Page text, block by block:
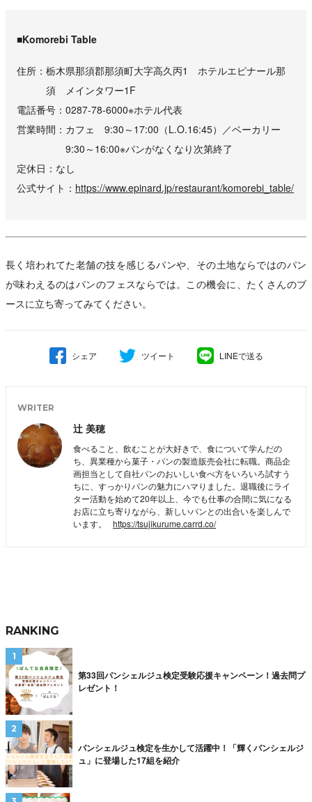
■Komorebi Table
住所
栃木県那須郡那須町大字高久丙1 ホテルエピナール那
須 メインタワー1F
電話番号
0287-78-6000※ホテル代表
営業時間
カフェ 9:30～17:00（L.O.16:45）／ベーカリー
9:30～16:00※パンがなくなり次第終了
定休日
なし
公式サイト
https://www.epinard.jp/restaurant/komorebi_table/
長く培われてた老舗の技を感じるパンや、その土地ならではのパン
が味わえるのはパンのフェスならでは。この機会に、たくさんのブ
ースに立ち寄ってみてください。
シェア ツイート LINEで送る
WRITER
辻 美穂
食べること、飲むことが大好きで、食について学んだの
ち、異業種から菓子・パンの製造販売会社に転職。商品企
画担当として自社パンのおいしい食べ方をいろいろ試すう
ちに、すっかりパンの魅力にハマりました。退職後にライ
ター活動を始めて20年以上、今でも仕事の合間に気になる
お店に立ち寄りながら、新しいパンとの出合いを楽しんで
います。 https://tsujikurume.carrd.co/
RANKING
第33回パンシェルジュ検定受験応援キャンペーン！過去問プ
レゼント！
パンシェルジュ検定を生かして活躍中！「輝くパンシェルジ
ュ」に登場した17組を紹介